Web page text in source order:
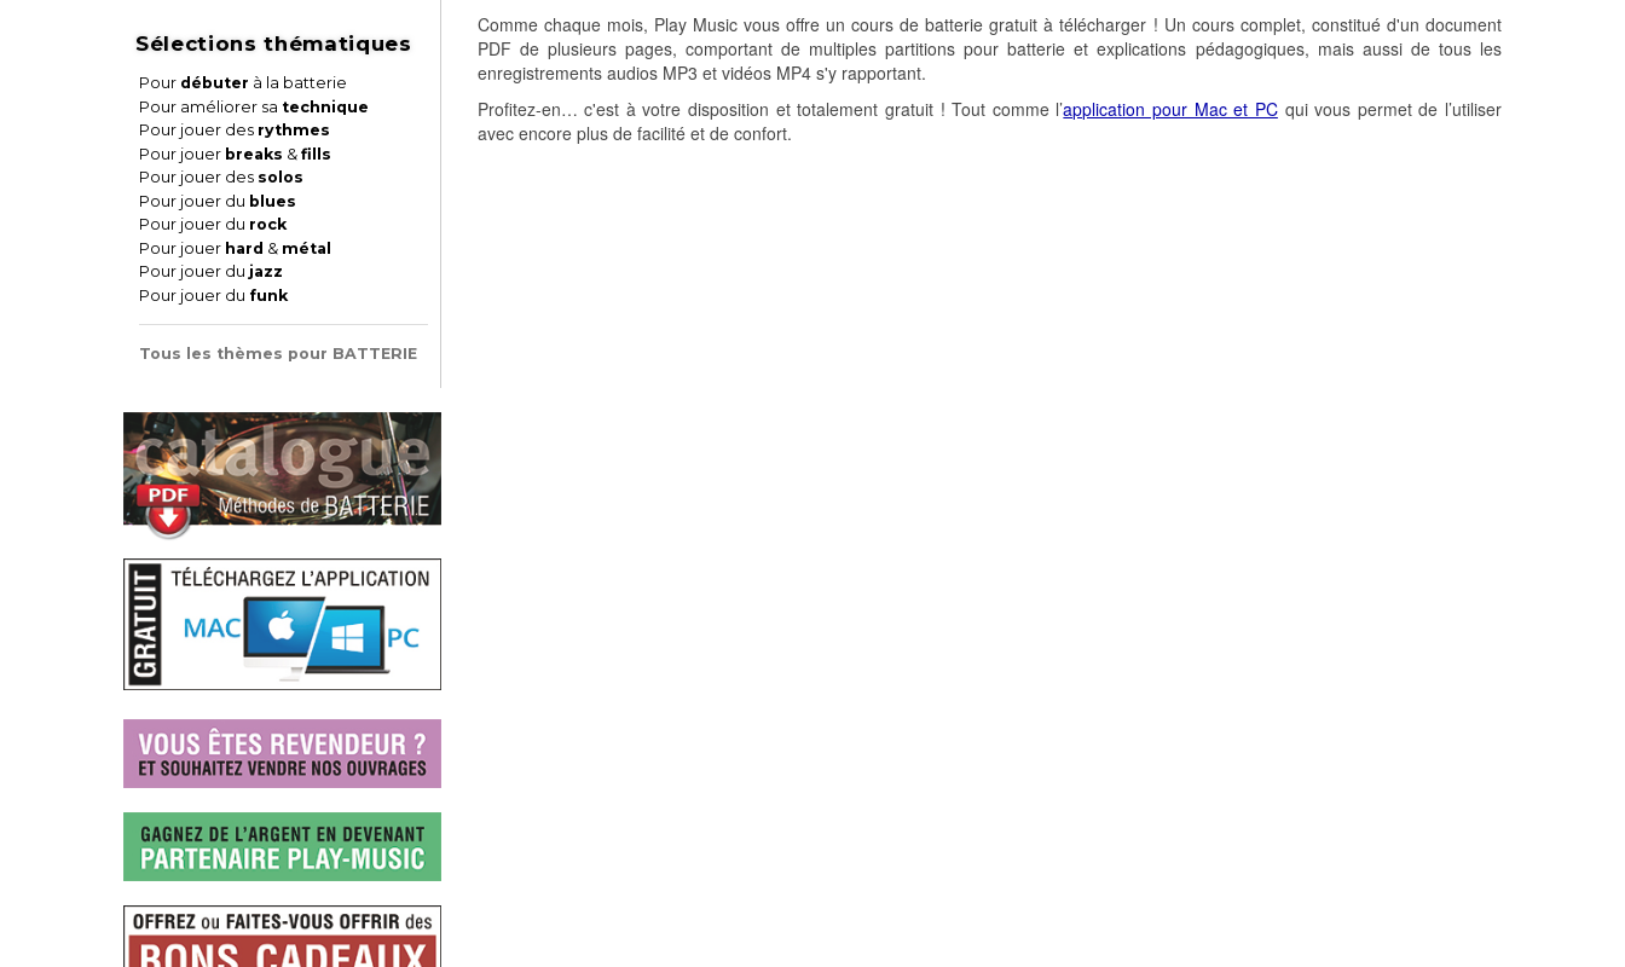
Sélections thématiques
Pour débuter à la batterie
Pour améliorer sa technique
Pour jouer des rythmes
Pour jouer breaks & fills
Pour jouer des solos
Pour jouer du blues
Pour jouer du rock
Pour jouer hard & métal
Pour jouer du jazz
Pour jouer du funk
Tous les thèmes pour BATTERIE
Comme chaque mois, Play Music vous offre un cours de batterie gratuit à télécharger ! Un cours complet, constitué d'un document
PDF de plusieurs pages, comportant de multiples partitions pour batterie et explications pédagogiques, mais aussi de tous les
enregistrements audios MP3 et vidéos MP4 s'y rapportant.
Profitez-en… c'est à votre disposition et totalement gratuit ! Tout comme l’application pour Mac et PCqui vous permet de l’utiliser
avec encore plus de facilité et de confort.